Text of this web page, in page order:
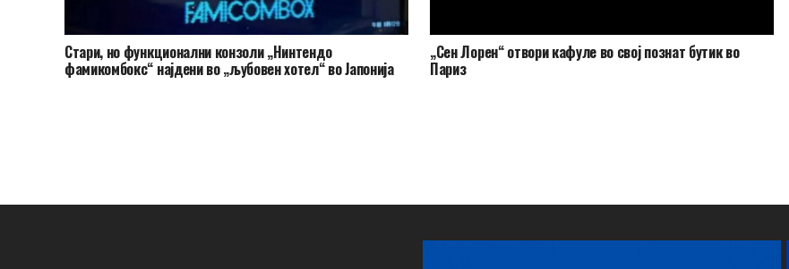
Стари, но функционални конзоли „Нинтендо
фамикомбокс“ најдени во „љубовен хотел“ во Јапонија
„Сен Лорен“ отвори кафуле во свој познат бутик во
Париз